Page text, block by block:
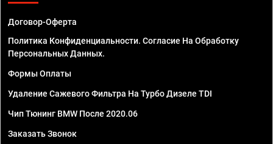
Договор-Оферта
Политика Конфиденциальности. Согласие На Обработку
Персональных Данных.
Формы Оплаты
Удаление Сажевого Фильтра На Турбо Дизеле TDI
Чип Тюнинг BMW После 2020.06
Заказать Звонок